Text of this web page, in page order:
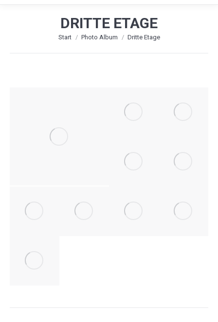
DRITTE ETAGE
Sie befinden sich hier:
Start Photo Album Dritte Etage